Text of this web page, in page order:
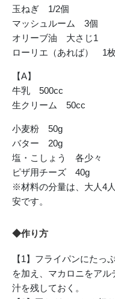
玉ねぎ 1/2個
マッシュルーム 3個
オリーブ油 大さじ1
ローリエ（あれば） 1枚
【A】
牛乳 500cc
生クリーム 50cc
小麦粉 50g
バター 20g
塩・こしょう 各少々
ピザ用チーズ 40g
※材料の分量は、大人4
安です。
◆作り方
【1】フライパンにたっ
を加え、マカロニをア
汁を残しておく。